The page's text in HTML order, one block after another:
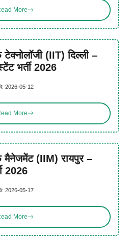
More
(IIT) दिल्ली –
भर्ती 2026
2026-05-12
More
(IIM) रायपुर –
2026
2026-05-17
More